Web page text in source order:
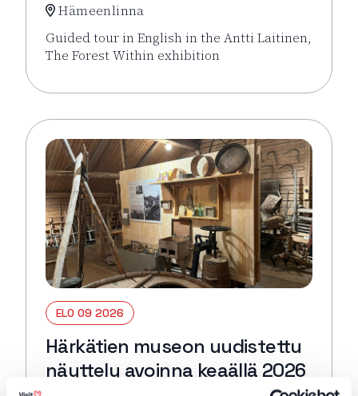
Hämeenlinna
Guided tour in English in the Antti Laitinen,
The Forest Within exhibition
Lue lisää tapahtumasta Guided tour in English:
ELO 09 2026
Härkätien museon uudistettu
näyttely avoinna keaällä 2026